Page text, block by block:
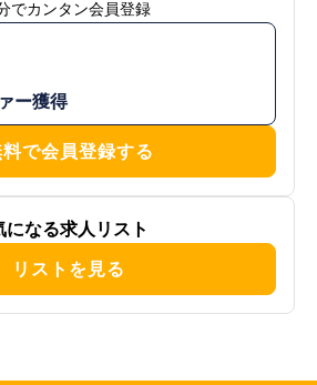
でカンタン会員登録
ー獲得
で会員登録する
になる求人リスト
リストを見る